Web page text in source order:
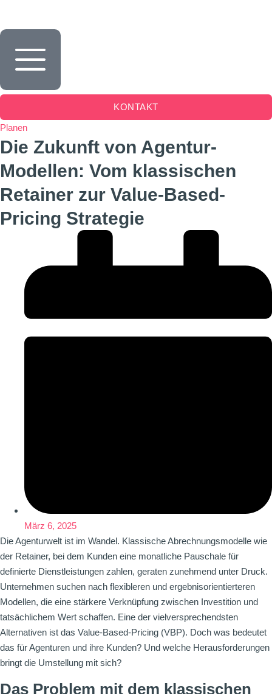
KONTAKT
Planen
Die Zukunft von Agentur-
Modellen: Vom klassischen
Retainer zur Value-Based-
Pricing Strategie
März 6, 2025
Die Agenturwelt ist im Wandel. Klassische Abrechnungsmodelle wie
der Retainer, bei dem Kunden eine monatliche Pauschale für
definierte Dienstleistungen zahlen, geraten zunehmend unter Druck.
Unternehmen suchen nach flexibleren und ergebnisorientierteren
Modellen, die eine stärkere Verknüpfung zwischen Investition und
tatsächlichem Wert schaffen. Eine der vielversprechendsten
Alternativen ist das Value-Based-Pricing (VBP). Doch was bedeutet
das für Agenturen und ihre Kunden? Und welche Herausforderungen
bringt die Umstellung mit sich?
Das Problem mit dem klassischen